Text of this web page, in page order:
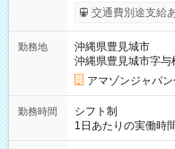
まで昇給の機会があります。 ■正社員登用
月25日支払い ※時
☆Amazon直雇用で安定して働
あり 試用期間の長
です。
交通費別途支給
勤務地
沖縄県豊見城市
沖縄県豊見城市字
アマゾンジャパ
勤務時間
シフト制
1日あたりの実働時